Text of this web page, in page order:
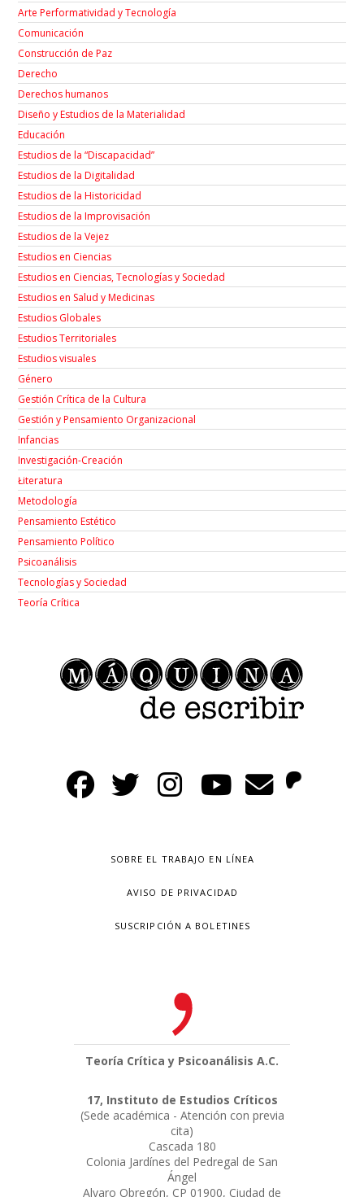
Arte Performatividad y Tecnología
Comunicación
Construcción de Paz
Derecho
Derechos humanos
Diseño y Estudios de la Materialidad
Educación
Estudios de la “Discapacidad”
Estudios de la Digitalidad
Estudios de la Historicidad
Estudios de la Improvisación
Estudios de la Vejez
Estudios en Ciencias
Estudios en Ciencias, Tecnologías y Sociedad
Estudios en Salud y Medicinas
Estudios Globales
Estudios Territoriales
Estudios visuales
Género
Gestión Crítica de la Cultura
Gestión y Pensamiento Organizacional
Infancias
Investigación-Creación
Łiteratura
Metodología
Pensamiento Estético
Pensamiento Político
Psicoanálisis
Tecnologías y Sociedad
Teoría Crítica
SOBRE EL TRABAJO EN LÍNEA
AVISO DE PRIVACIDAD
SUSCRIPCIÓN A BOLETINES
Teoría Crítica y Psicoanálisis A.C.
17, Instituto de Estudios Críticos
(Sede académica - Atención con previa
cita)
Cascada 180
Colonia Jardínes del Pedregal de San
Ángel
Alvaro Obregón, CP 01900, Ciudad de